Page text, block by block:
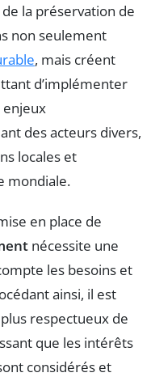
la préservation de
non seulement
, mais créent
d’implémenter
enjeux
des acteurs divers,
locales et
mondiale.
en place de
nécessite une
les besoins et
ainsi, il est
respectueux de
que les intérêts
considérés et